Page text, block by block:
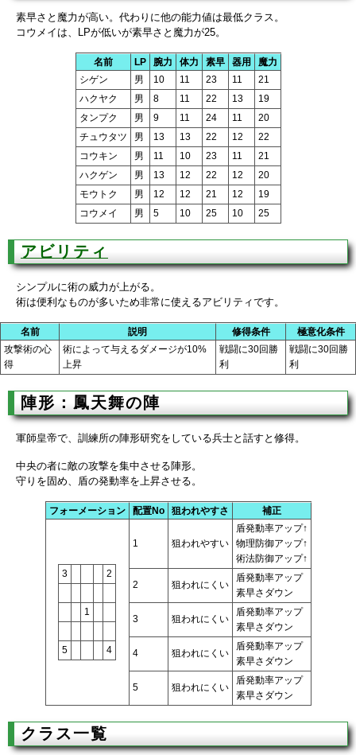
素早さと魔力が高い。代わりに他の能力値は最低クラス。
コウメイは、LPが低いが素早さと魔力が25。
名前 LP 腕力 体力 素早 器用
魔力
シゲン
男 10 11 23 11
21
ハクヤク
男 8 11 22 13
19
タンプク
男 9 11 24 11
20
チュウタツ
男 13 13 22 12
22
コウキン
男 11 10 23 11
21
ハクゲン
男 13 12 22 12
20
モウトク
男 12 12 21 12
19
コウメイ
男 5 10 25 10 25
アビリティ
シンプルに術の威力が上がる。
術は便利なものが多いため非常に使えるアビリティです。
名前 説明 修得条件
極意化条件
攻撃術の心
得
術によって与えるダメージが10%
上昇
戦闘に30回勝
利
戦闘に30回勝
利
陣形：鳳天舞の陣
軍師皇帝で、訓練所の陣形研究をしている兵士と話すと修得。
中央の者に敵の攻撃を集中させる陣形。
守りを固め、盾の発動率を上昇させる。
フォーメーション 配置No 狙われやすさ 補正
3 2
1
5 4
1 狙われやすい
盾発動率アップ↑
物理防御アップ↑
術法防御アップ↑
2 狙われにくい
盾発動率アップ
素早さダウン
3 狙われにくい
盾発動率アップ
素早さダウン
4 狙われにくい
盾発動率アップ
素早さダウン
5 狙われにくい
盾発動率アップ
素早さダウン
クラス一覧